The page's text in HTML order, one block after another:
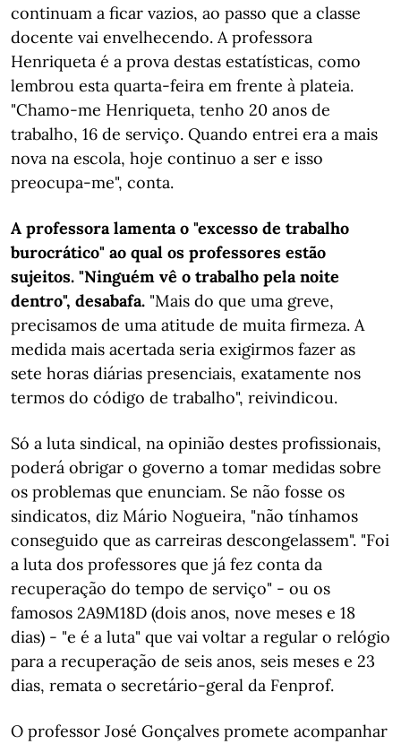
continuam a ficar vazios, ao passo que a classe
docente vai envelhecendo. A professora
Henriqueta é a prova destas estatísticas, como
lembrou esta quarta-feira em frente à plateia.
"Chamo-me Henriqueta, tenho 20 anos de
trabalho, 16 de serviço. Quando entrei era a mais
nova na escola, hoje continuo a ser e isso
preocupa-me", conta.
A professora lamenta o "excesso de trabalho
burocrático" ao qual os professores estão
sujeitos. "Ninguém vê o trabalho pela noite
dentro", desabafa. "Mais do que uma greve,
precisamos de uma atitude de muita firmeza. A
medida mais acertada seria exigirmos fazer as
sete horas diárias presenciais, exatamente nos
termos do código de trabalho", reivindicou.
Só a luta sindical, na opinião destes profissionais,
poderá obrigar o governo a tomar medidas sobre
os problemas que enunciam. Se não fosse os
sindicatos, diz Mário Nogueira, "não tínhamos
conseguido que as carreiras descongelassem". "Foi
a luta dos professores que já fez conta da
recuperação do tempo de serviço" - ou os
famosos 2A9M18D (dois anos, nove meses e 18
dias) - "e é a luta" que vai voltar a regular o relógio
para a recuperação de seis anos, seis meses e 23
dias, remata o secretário-geral da Fenprof.
O professor José Gonçalves promete acompanhar